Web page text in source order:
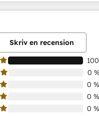
Skriv en recension
0
0 %
0 %
0 %